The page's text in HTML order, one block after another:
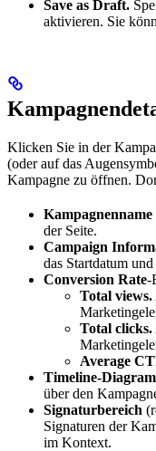
Save as Draft.
aktivieren. Sie
Klicken Sie in der
(oder auf das
Kampagne zu öffnen.
der Seite.
Campaign
das Startdatum
Conversion Rate-
Total views.
Total clicks.
Average
Timeline-
über den
Signaturbereich
Signaturen der
im Kontext.